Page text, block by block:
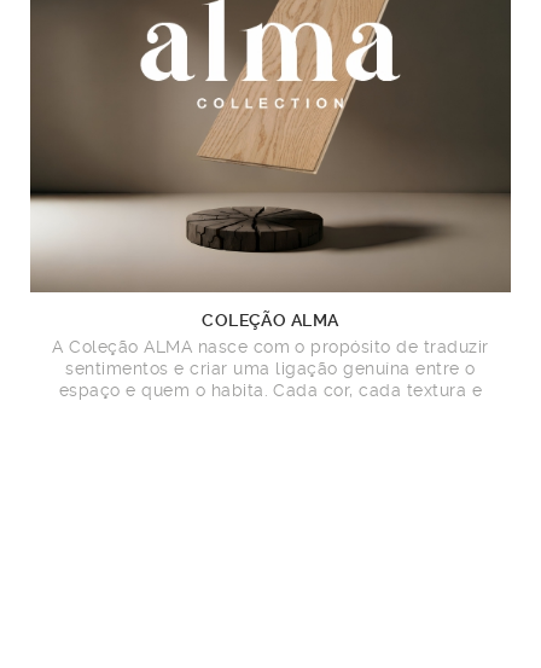
COLEÇÃO ALMA
A Coleção ALMA nasce com o propósito de traduzir
sentimentos e criar uma ligação genuína entre o
espaço e quem o habita. Cada cor, cada textura e